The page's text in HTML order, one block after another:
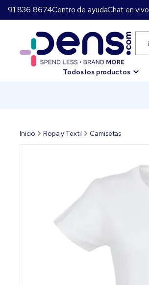
91 836 8674Centro de ayudaChat en vivo
Todos los productos
Inicio Ropa y Textil Camisetas